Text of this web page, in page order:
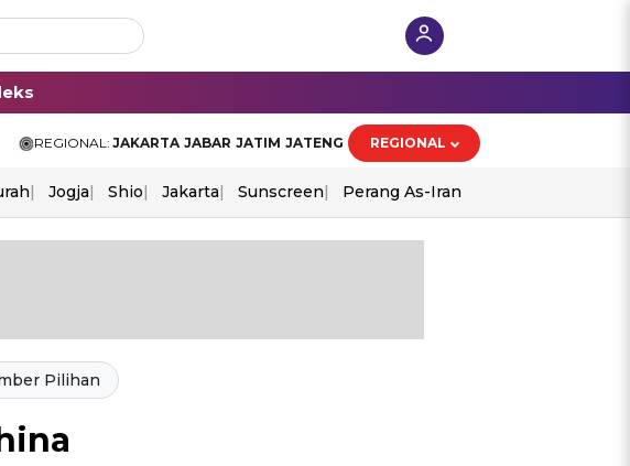
REGIONAL: JAKARTA JABAR JATIM JATENG REGIONAL
Jogja Shio Jakarta Sunscreen Perang As-Iran
Pilihan